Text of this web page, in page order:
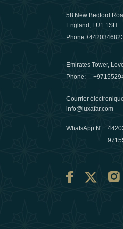
58 New Bedford
England, LU1 1SH
Phone:
Emirates Tower,
Phone:
Courrier électronique
info@luxafar.com
WhatsApp N°: